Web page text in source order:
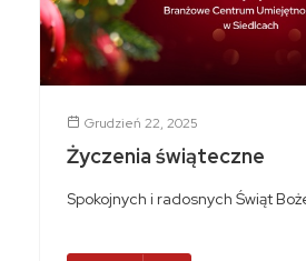
Grudzień 22, 2025
Życzenia świąteczne
Spokojnych i radosnych Świąt